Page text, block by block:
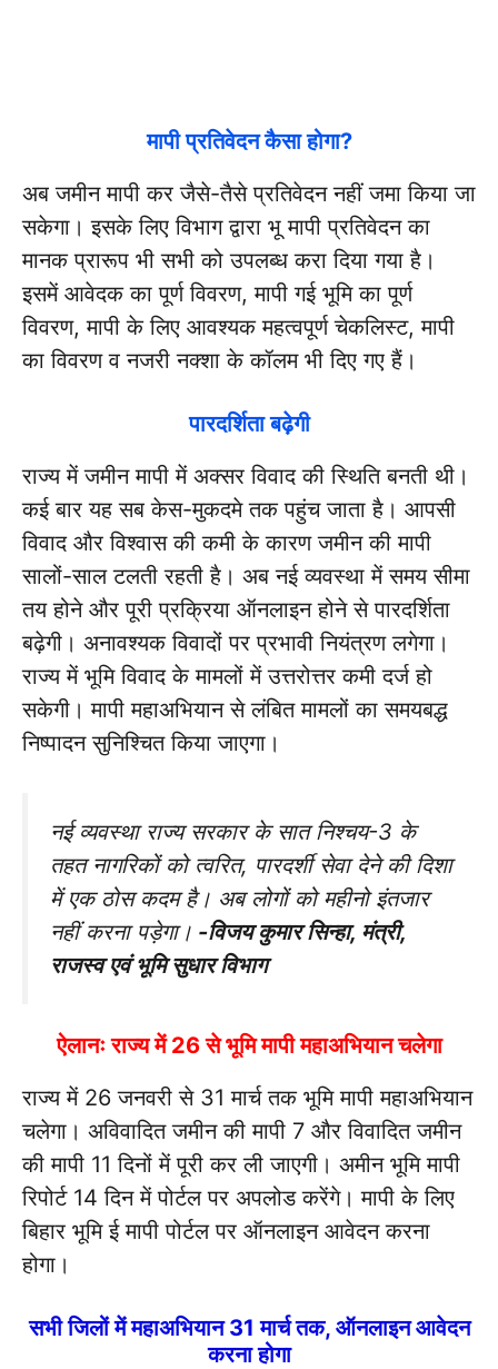
मापी प्रतिवेदन कैसा होगा?
अब जमीन मापी कर जैसे-तैसे प्रतिवेदन नहीं जमा किया जा
सकेगा। इसके लिए विभाग द्वारा भू मापी प्रतिवेदन का
मानक प्रारूप भी सभी को उपलब्ध करा दिया गया है।
इसमें आवेदक का पूर्ण विवरण, मापी गई भूमि का पूर्ण
विवरण, मापी के लिए आवश्यक महत्वपूर्ण चेकलिस्ट, मापी
का विवरण व नजरी नक्शा के कॉलम भी दिए गए हैं।
पारदर्शिता बढ़ेगी
राज्य में जमीन मापी में अक्सर विवाद की स्थिति बनती थी।
कई बार यह सब केस-मुकदमे तक पहुंच जाता है। आपसी
विवाद और विश्वास की कमी के कारण जमीन की मापी
सालों-साल टलती रहती है। अब नई व्यवस्था में समय सीमा
तय होने और पूरी प्रक्रिया ऑनलाइन होने से पारदर्शिता
बढ़ेगी। अनावश्यक विवादों पर प्रभावी नियंत्रण लगेगा।
राज्य में भूमि विवाद के मामलों में उत्तरोत्तर कमी दर्ज हो
सकेगी। मापी महाअभियान से लंबित मामलों का समयबद्ध
निष्पादन सुनिश्चित किया जाएगा।
नई व्यवस्था राज्य सरकार के सात निश्चय-3 के
तहत नागरिकों को त्वरित, पारदर्शी सेवा देने की दिशा
में एक ठोस कदम है। अब लोगों को महीनो इंतजार
नहीं करना पड़ेगा। -विजय कुमार सिन्हा, मंत्री,
राजस्व एवं भूमि सुधार विभाग
ऐलानः राज्य में 26 से भूमि मापी महाअभियान चलेगा
राज्य में 26 जनवरी से 31 मार्च तक भूमि मापी महाअभियान
चलेगा। अविवादित जमीन की मापी 7 और विवादित जमीन
की मापी 11 दिनों में पूरी कर ली जाएगी। अमीन भूमि मापी
रिपोर्ट 14 दिन में पोर्टल पर अपलोड करेंगे। मापी के लिए
बिहार भूमि ई मापी पोर्टल पर ऑनलाइन आवेदन करना
होगा।
सभी जिलों में महाअभियान 31 मार्च तक, ऑनलाइन आवेदन
करना होगा